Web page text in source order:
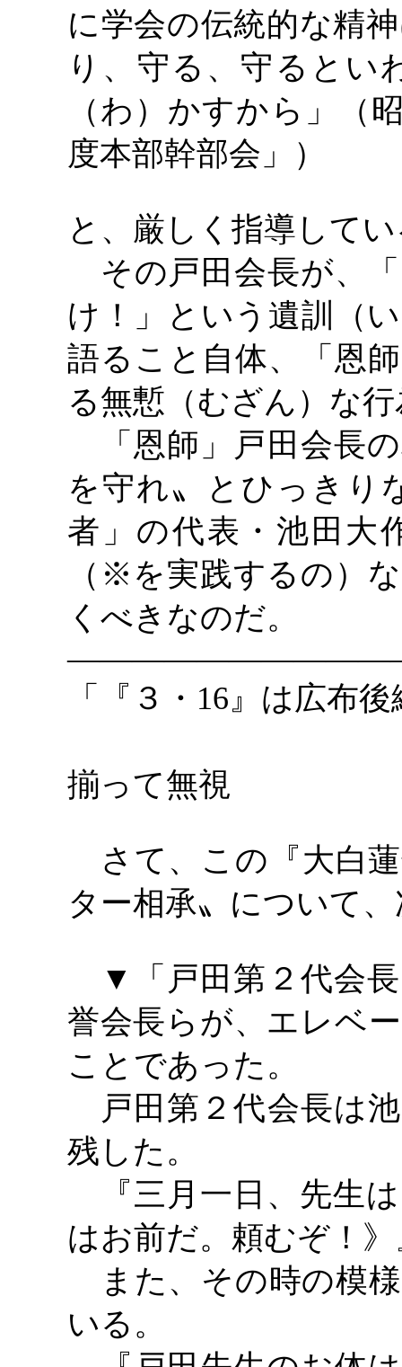
に学会の伝統的な精
り、守る、守るとい
（わ）かすから」（
度本部幹部会」）
と、厳しく指導して
その戸田会長が、
け！」という遺訓（
語ること自体、「恩
る無慙（むざん）な
「恩師」戸田会長
を守れ〟とひっきり
者」の代表・池田大
（ ※を実践するの）
くべきなのだ。
「『３・ 16』は広布
揃って無視
さて、この『大白
ター相承〟について
▼「戸田第２代会
誉会長らが、エレベ
ことであった。
戸田第２代会長は
残した。
『三月一日、先生
はお前だ。頼むぞ！
また、その時の模
いる。